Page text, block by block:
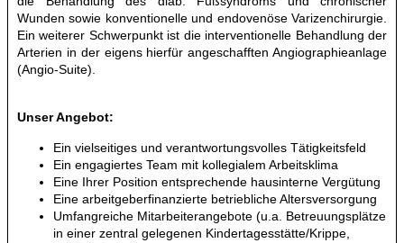
Wunden sowie konventionelle und endovenöse Varizenchirurgie.
Ein weiterer Schwerpunkt ist die interventionelle Behandlung der
Arterien in der eigens hierfür angeschafften Angiographieanlage
(Angio-Suite).
Unser Angebot:
Ein vielseitiges und verantwortungsvolles Tätigkeitsfeld
Ein engagiertes Team mit kollegialem Arbeitsklima
Eine Ihrer Position entsprechende hausinterne Vergütung
Eine arbeitgeberfinanzierte betriebliche Altersversorgung
Umfangreiche Mitarbeiterangebote (u.a. Betreuungsplätze
in einer zentral gelegenen Kindertagesstätte/Krippe,